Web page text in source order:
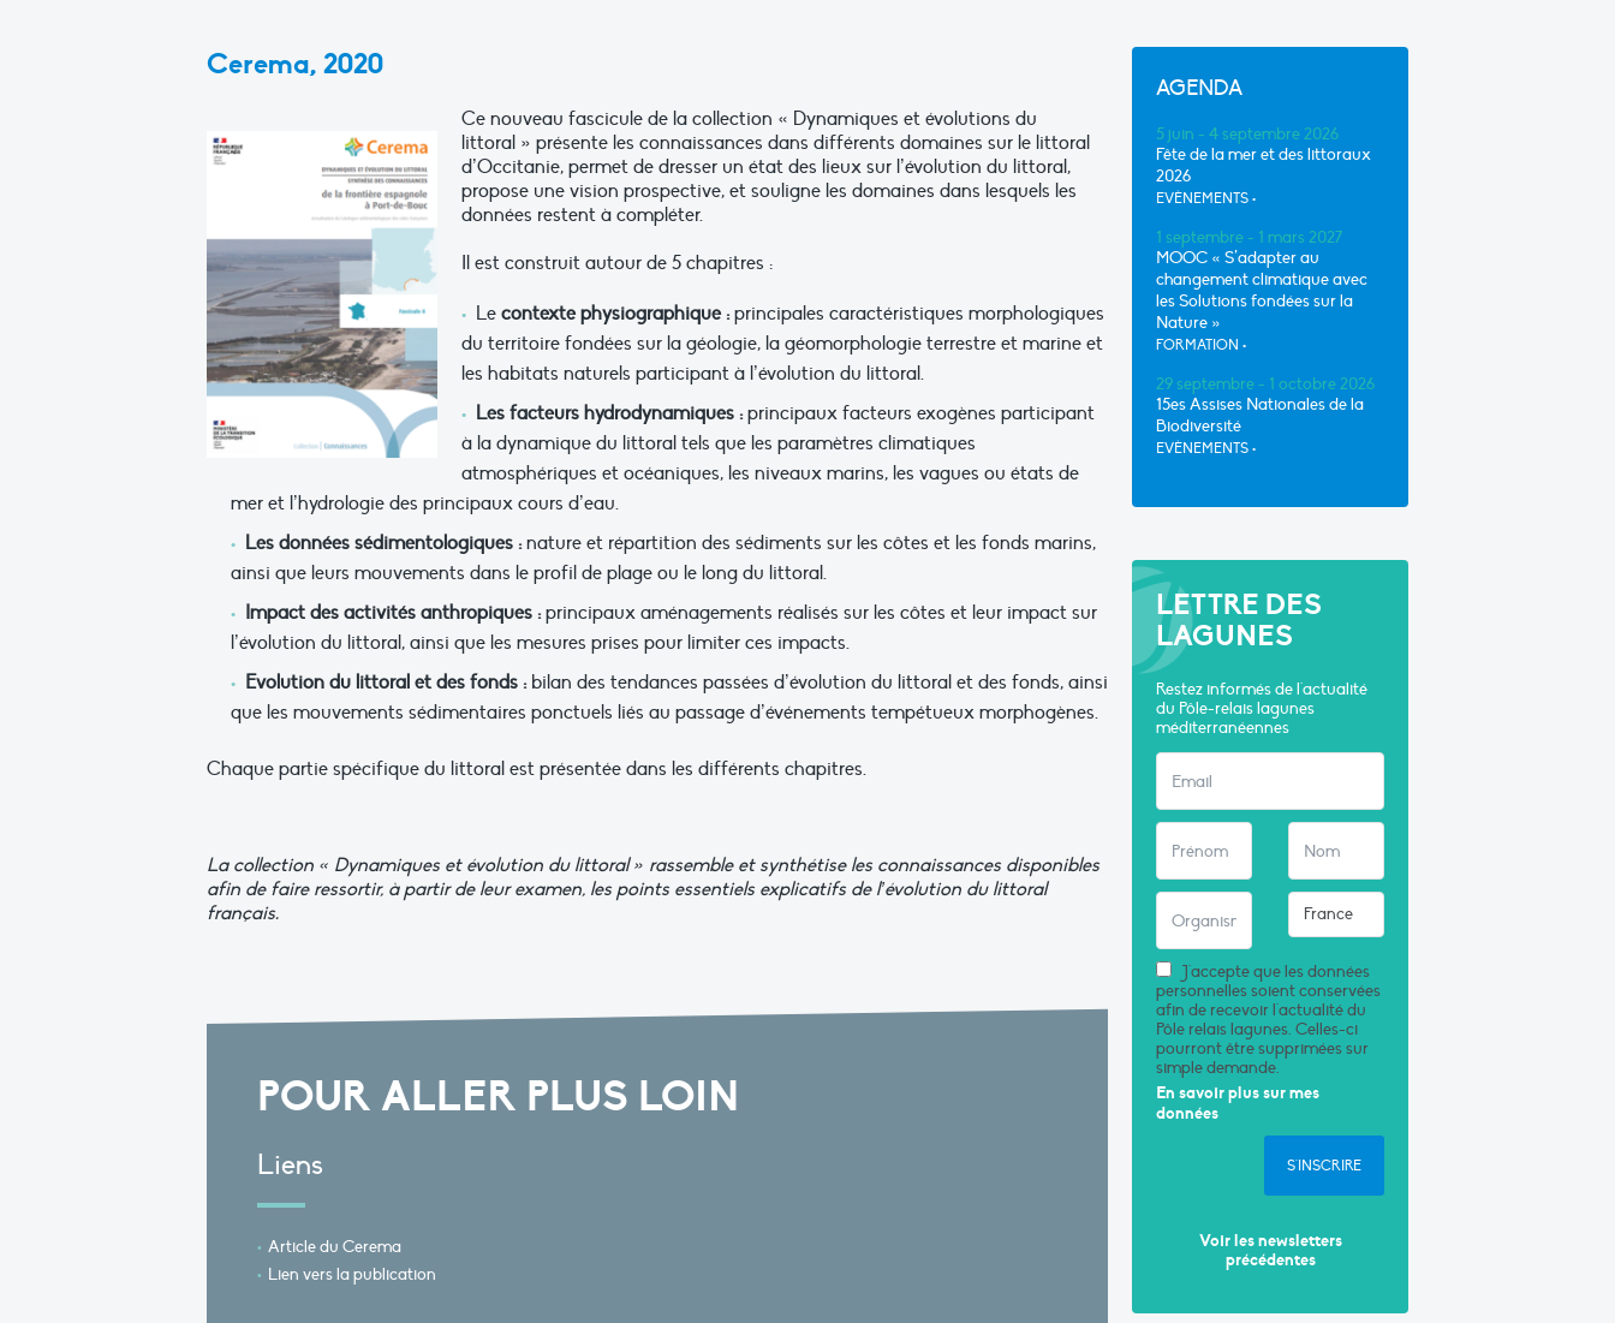
Cerema, 2020
Ce nouveau fascicule de la collection « Dynamiques et évolutions du
littoral » présente les connaissances dans différents domaines sur le littoral
d’Occitanie, permet de dresser un état des lieux sur l’évolution du littoral,
propose une vision prospective, et souligne les domaines dans lesquels les
données restent à compléter.
Il est construit autour de 5 chapitres :
Le contexte physiographique :principales caractéristiques morphologiques
du territoire fondées sur la géologie, la géomorphologie terrestre et marine et
les habitats naturels participant à l’évolution du littoral.
Les facteurs hydrodynamiques :principaux facteurs exogènes participant
à la dynamique du littoral tels que les paramètres climatiques
atmosphériques et océaniques, les niveaux marins, les vagues ou états de
mer et l’hydrologie des principaux cours d’eau.
Les données sédimentologiques :nature et répartition des sédiments sur les côtes et les fonds marins,
ainsi que leurs mouvements dans le profil de plage ou le long du littoral.
Impact des activités anthropiques :principaux aménagements réalisés sur les côtes et leur impact sur
l’évolution du littoral, ainsi que les mesures prises pour limiter ces impacts.
Evolution du littoral et des fonds : bilan des tendances passées d’évolution du littoral et des fonds, ainsi
que les mouvements sédimentaires ponctuels liés au passage d’événements tempétueux morphogènes.
Chaque partie spécifique du littoral est présentée dans les différents chapitres.
La collection « Dynamiques et évolution du littoral » rassemble et synthétise les connaissances disponibles
afin de faire ressortir, à partir de leur examen, les points essentiels explicatifs de l’évolution du littoral
français.
POUR ALLER PLUS LOIN
Liens
Article du Cerema
Lien vers la publication
AGENDA
5 juin - 4 septembre 2026
Fête de la mer et des littoraux
2026
EVÈNEMENTS •
1 septembre - 1 mars 2027
MOOC « S’adapter au
changement climatique avec
les Solutions fondées sur la
Nature »
FORMATION •
29 septembre - 1 octobre 2026
15es Assises Nationales de la
Biodiversité
EVÈNEMENTS •
LETTRE DES
LAGUNES
Restez informés de l'actualité
du Pôle-relais lagunes
méditerranéennes
J'accepte que les données
personnelles soient conservées
afin de recevoir l'actualité du
Pôle relais lagunes. Celles-ci
pourront être supprimées sur
simple demande.
En savoir plus sur mes
données
S'INSCRIRE
Voir les newsletters
précédentes